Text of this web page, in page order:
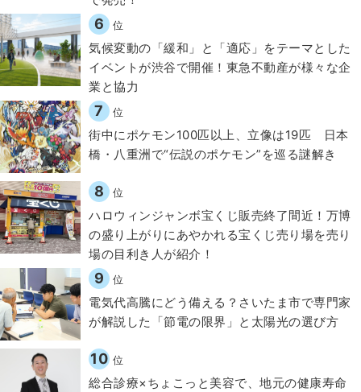
6 位
気候変動の「緩和」と「適応」をテーマとした
イベントが渋谷で開催！東急不動産が様々な企
業と協力
7 位
街中にポケモン100匹以上、立像は19匹 日本
橋・八重洲で“伝説のポケモン”を巡る謎解き
8 位
ハロウィンジャンボ宝くじ販売終了間近！万博
の盛り上がりにあやかれる宝くじ売り場を売り
場の目利き人が紹介！
9 位
電気代高騰にどう備える？さいたま市で専門家
が解説した「節電の限界」と太陽光の選び方
10 位
総合診療×ちょこっと美容で、地元の健康寿命